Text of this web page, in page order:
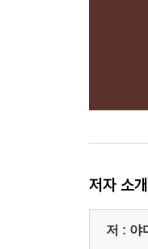
저자 소개
저 : 야